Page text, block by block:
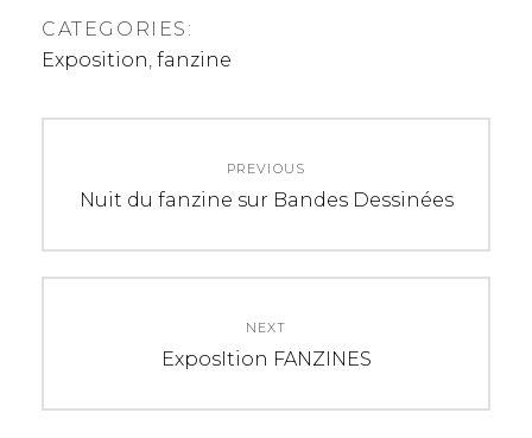
CATEGORIES:
Exposition fanzine
de
l’article
PREVIOUS
Previous
Nuit du fanzine sur Bandes Dessinées
NEXT
Next
ExposItion FANZINES